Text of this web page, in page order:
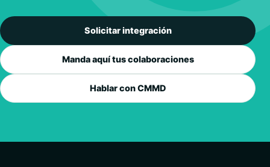
Solicitar integración
Manda aquí tus colaboraciones
Hablar con CMMD